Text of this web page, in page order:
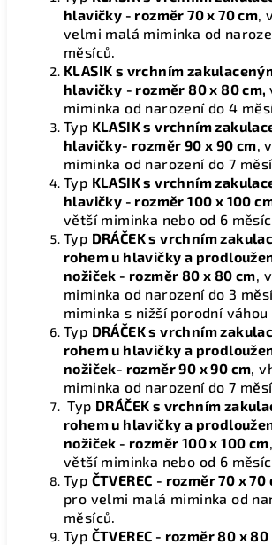
hlavičky - rozměr 70 x 70 cm,
velmi malá miminka od
měsíců.
KLASIK s vrchním
hlavičky - rozměr 80 x 80 cm,
miminka od narození do 4
Typ KLASIK s vrchním
hlavičky- rozměr 90 x 90 cm,
miminka od narození do 7
Typ KLASIK s vrchním
hlavičky - rozměr 100 x 100
větší miminka nebo od 6
Typ DRÁČEK s vrchním
rohem u hlavičky a
nožiček - rozměr 80 x 80 cm,
miminka od narození do 3
miminka s nižší porodní váhou
Typ DRÁČEK s vrchním
rohem u hlavičky a
nožiček- rozměr 90 x 90 cm,
miminka od narození do 7
Typ DRÁČEK s vrchním
rohem u hlavičky a
nožiček - rozměr 100 x 100 cm
větší miminka nebo od 6
Typ ČTVEREC - rozměr 70 x 70
pro velmi malá miminka od
měsíců.
Typ ČTVEREC - rozměr 80 x 80